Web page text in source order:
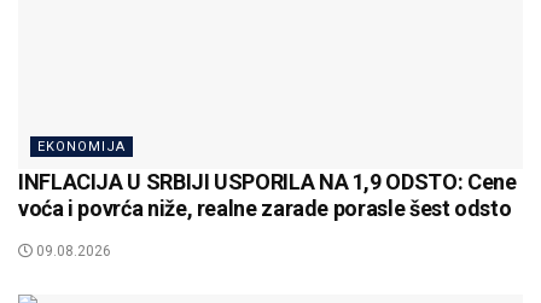
EKONOMIJA
INFLACIJA U SRBIJI USPORILA NA 1,9 ODSTO: Cene
voća i povrća niže, realne zarade porasle šest odsto
09.08.2026